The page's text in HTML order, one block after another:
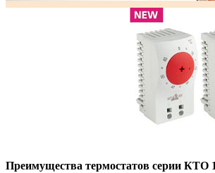
Преимущества термостатов серии КТО